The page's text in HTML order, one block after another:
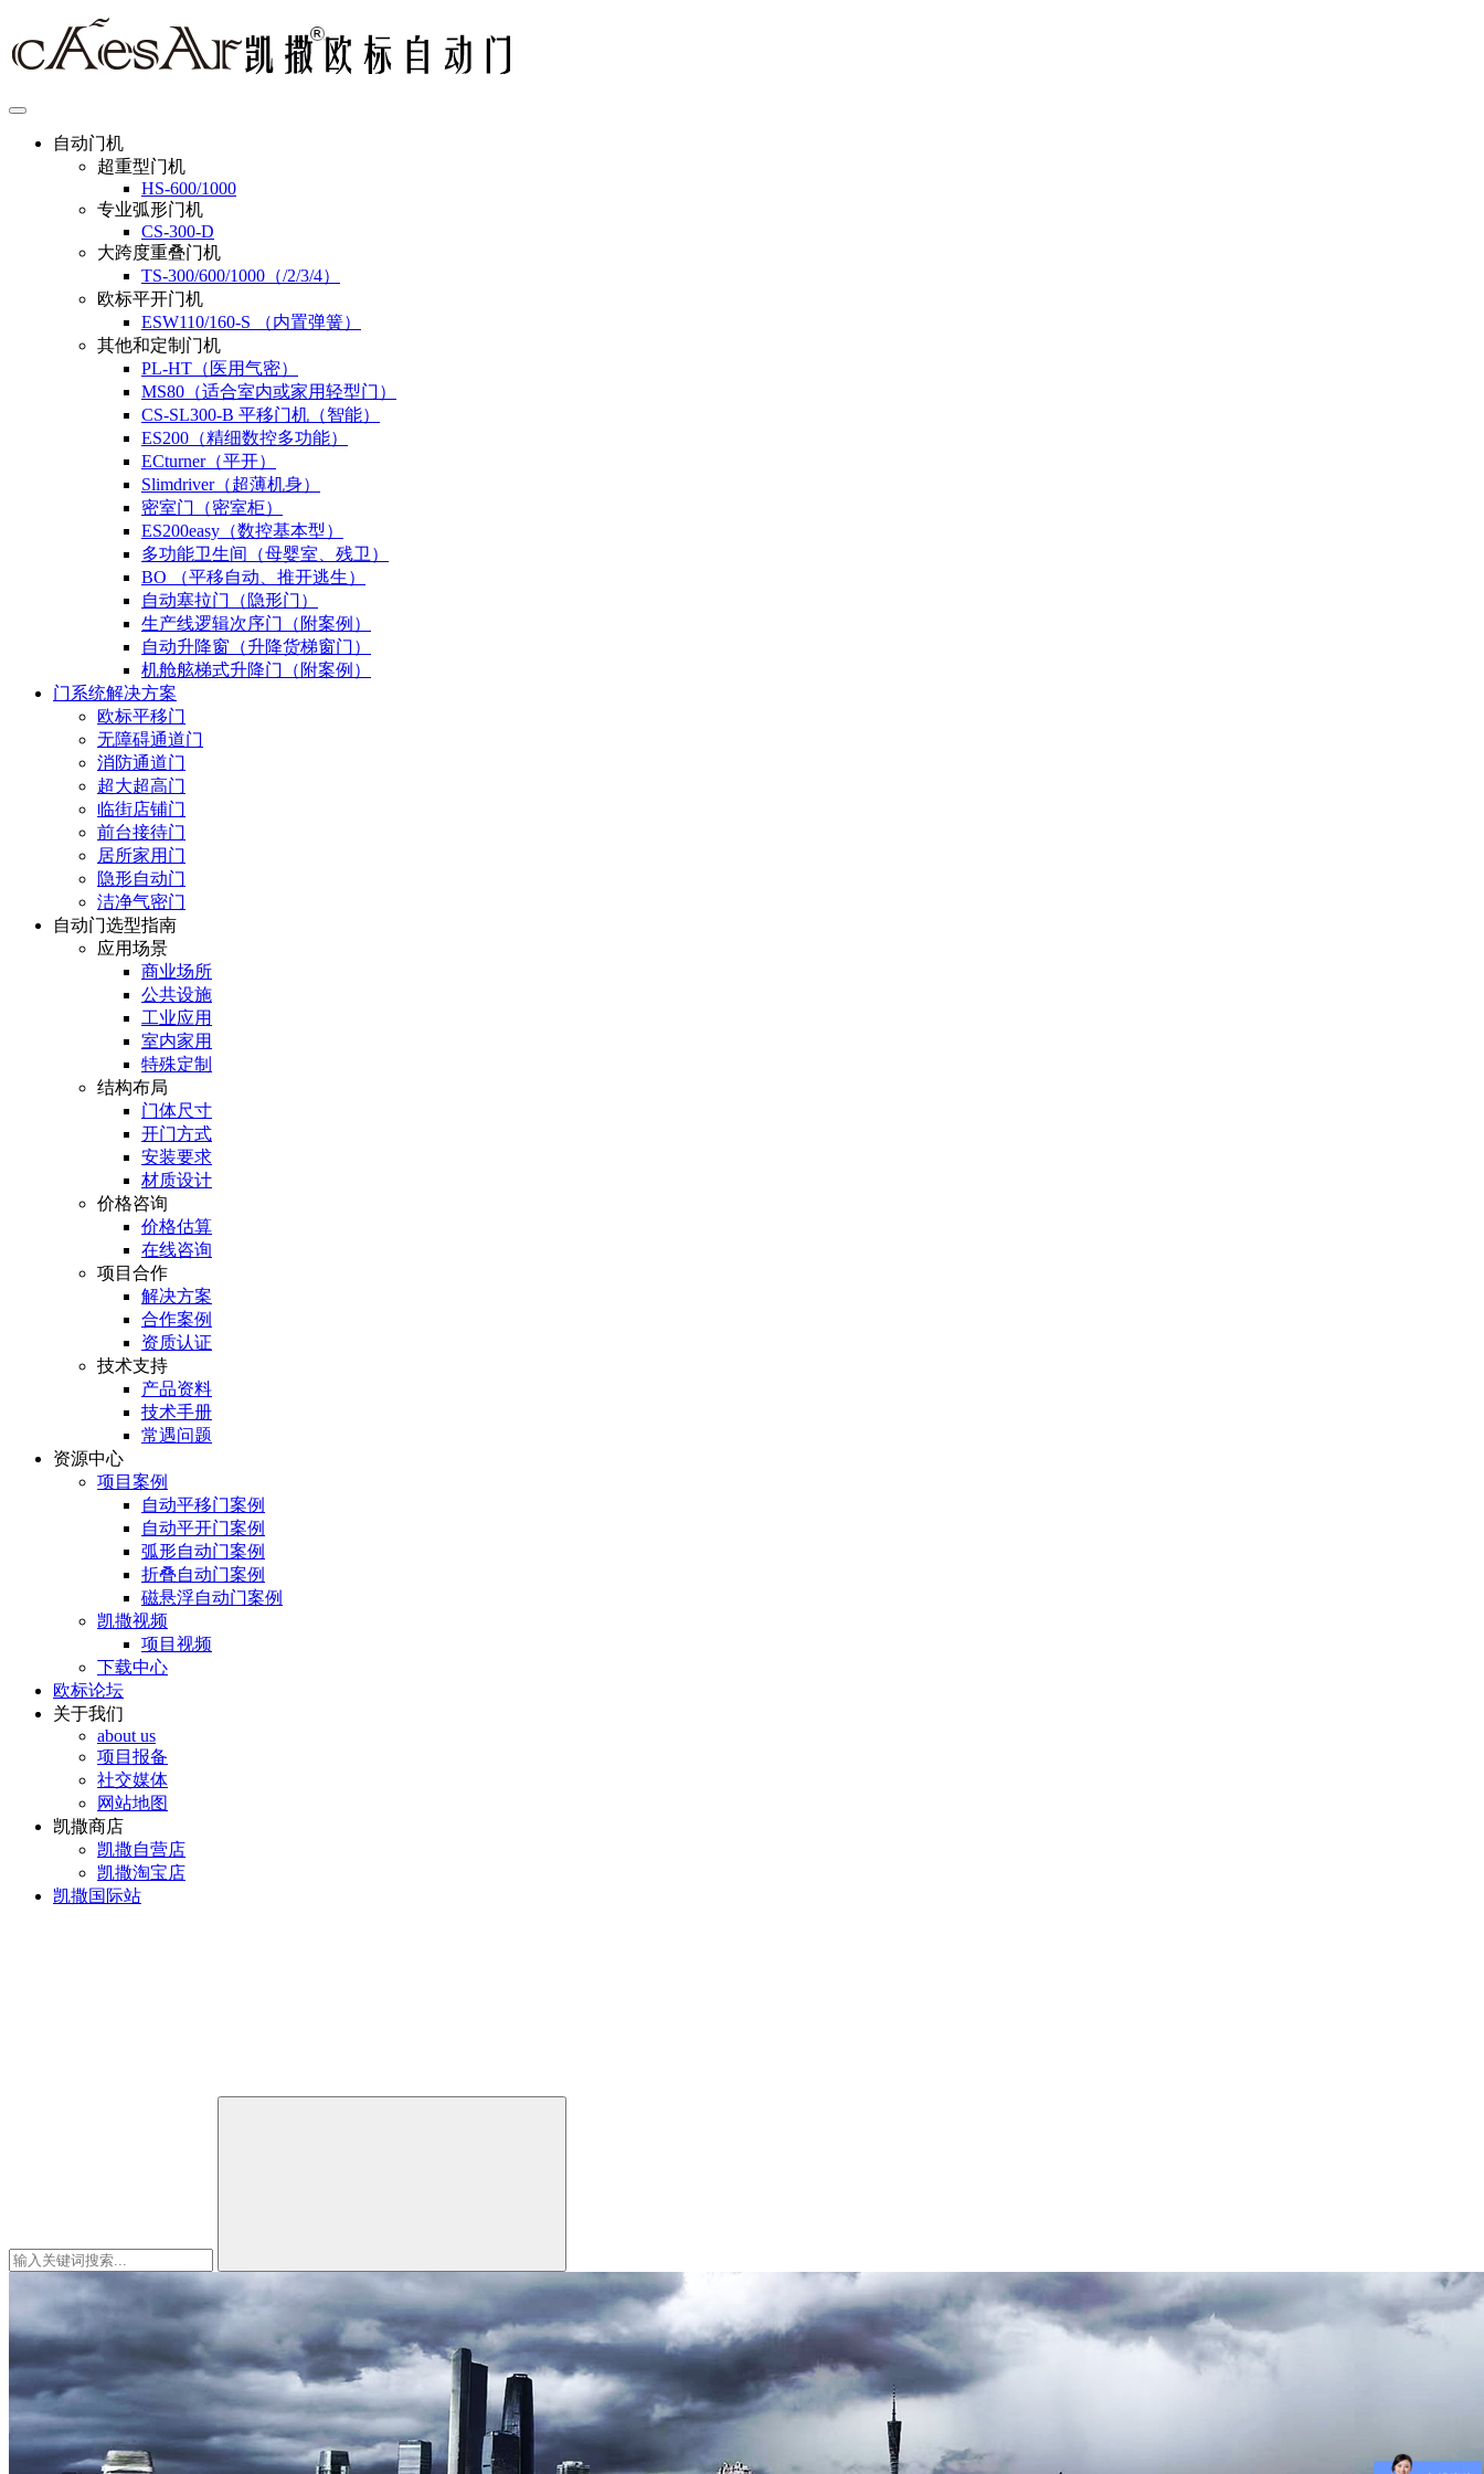
自动门机
超重型门机
HS-600/1000
专业弧形门机
CS-300-D
大跨度重叠门机
TS-300/600/1000（/2/3/4）
欧标平开门机
ESW110/160-S （内置弹簧）
其他和定制门机
PL-HT（医用气密）
MS80（适合室内或家用轻型门）
CS-SL300-B 平移门机（智能）
ES200（精细数控多功能）
ECturner（平开）
Slimdriver（超薄机身）
密室门（密室柜）
ES200easy（数控基本型）
多功能卫生间（母婴室、残卫）
BO （平移自动、推开逃生）
自动塞拉门（隐形门）
生产线逻辑次序门（附案例）
自动升降窗（升降货梯窗门）
机舱舷梯式升降门（附案例）
门系统解决方案
欧标平移门
无障碍通道门
消防通道门
超大超高门
临街店铺门
前台接待门
居所家用门
隐形自动门
洁净气密门
自动门选型指南
应用场景
商业场所
公共设施
工业应用
室内家用
特殊定制
结构布局
门体尺寸
开门方式
安装要求
材质设计
价格咨询
价格估算
在线咨询
项目合作
解决方案
合作案例
资质认证
技术支持
产品资料
技术手册
常遇问题
资源中心
项目案例
自动平移门案例
自动平开门案例
弧形自动门案例
折叠自动门案例
磁悬浮自动门案例
凯撒视频
项目视频
下载中心
欧标论坛
关于我们
about us
项目报备
社交媒体
网站地图
凯撒商店
凯撒自营店
凯撒淘宝店
凯撒国际站